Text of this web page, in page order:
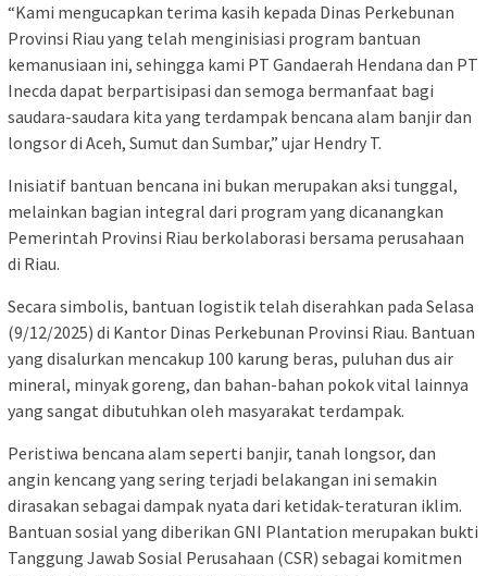
“Kami mengucapkan terima kasih kepada Dinas Perkebunan
Provinsi Riau yang telah menginisiasi program bantuan
kemanusiaan ini, sehingga kami PT Gandaerah Hendana dan PT
Inecda dapat berpartisipasi dan semoga bermanfaat bagi
saudara-saudara kita yang terdampak bencana alam banjir dan
longsor di Aceh, Sumut dan Sumbar,” ujar Hendry T.
Inisiatif bantuan bencana ini bukan merupakan aksi tunggal,
melainkan bagian integral dari program yang dicanangkan
Pemerintah Provinsi Riau berkolaborasi bersama perusahaan
di Riau.
Secara simbolis, bantuan logistik telah diserahkan pada Selasa
(9/12/2025) di Kantor Dinas Perkebunan Provinsi Riau. Bantuan
yang disalurkan mencakup 100 karung beras, puluhan dus air
mineral, minyak goreng, dan bahan-bahan pokok vital lainnya
yang sangat dibutuhkan oleh masyarakat terdampak.
Peristiwa bencana alam seperti banjir, tanah longsor, dan
angin kencang yang sering terjadi belakangan ini semakin
dirasakan sebagai dampak nyata dari ketidak-teraturan iklim.
Bantuan sosial yang diberikan GNI Plantation merupakan bukti
Tanggung Jawab Sosial Perusahaan (CSR) sebagai komitmen